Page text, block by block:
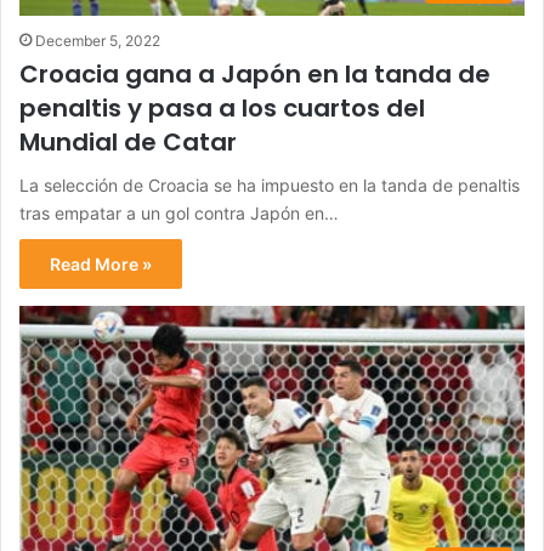
December 5, 2022
Croacia gana a Japón en la tanda de
penaltis y pasa a los cuartos del
Mundial de Catar
La selección de Croacia se ha impuesto en la tanda de penaltis
tras empatar a un gol contra Japón en…
Read More »